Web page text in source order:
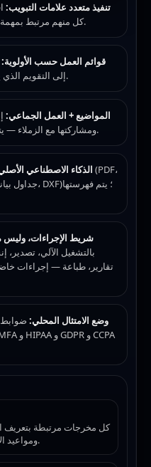
تنفيذ متعدد علامات التبويب:
كل منهم مرتبط بمهمة مختلفة — والتبديل بينهم على الفور.
قوائم العمل حسب الأولوية:
إلى التقويم الذي يمكن فتحه بنقرة واحدة حسب اليوم.
المواضيع + العمل الجماعي:
ومشاركتها مع الزملاء — يتم تجميع النتائج في المهمة الرئيسية.
الذكاء الاصطناعي
شريط الإجراءات، وليس
بالتشغيل الآلي،
تقارير، طباعة — إجراءات
وضع الامتثال المحلي: ضوابط
كل مخرجات مرتبطة بتعريف
ومواعيد الاستحقاق، والنطاق الخاضع للرقابة.